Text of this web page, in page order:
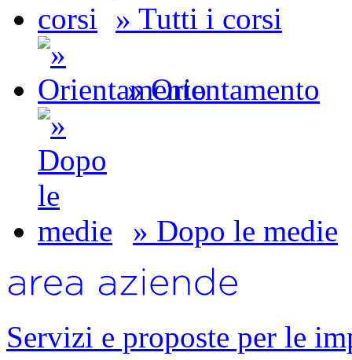
» Tutti i corsi
» Orientamento
» Dopo le medie
Servizi e proposte per le